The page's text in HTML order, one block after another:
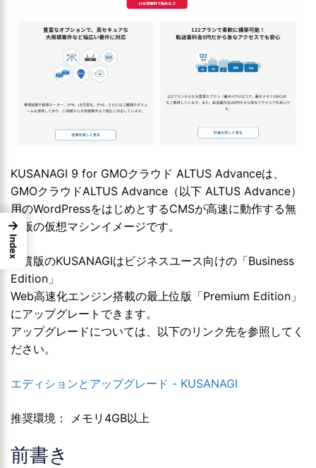
KUSANAGI 9 for GMOクラウド ALTUS Advanceは、
GMOクラウドALTUS Advance（以下 ALTUS Advance）
用のWordPressをはじめとするCMSが高速に動作する無
償版の仮想マシンイメージです。
無償版のKUSANAGIはビジネスユース向けの「Business
Edition」
Web高速化エンジン搭載の最上位版「Premium Edition」
にアップグレートできます。
アップグレードについては、以下のリンク先を参照してく
ださい。
エディションとアップグレード - KUSANAGI
推奨環境： メモリ4GB以上
前書き
→
Index